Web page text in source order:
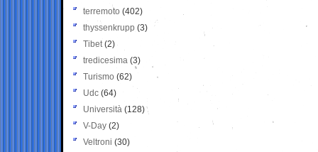
terremoto (402)
thyssenkrupp (3)
Tibet(2)
tredicesima (3)
Turismo (62)
Udc (64)
Università (128)
V-Day (2)
Veltroni (30)